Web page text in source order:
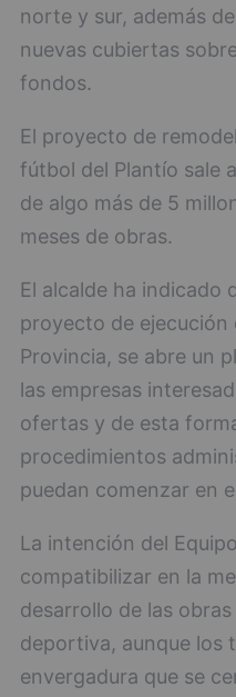
norte y sur, además
nuevas cubiertas
fondos.
El proyecto de
fútbol del Plantío sale
de algo más de 5
meses de obras.
El alcalde ha indicado
proyecto de ejecución
Provincia, se abre un
las empresas
ofertas y de esta
procedimientos
puedan comenzar en
La intención del
compatibilizar en la
desarrollo de las
deportiva, aunque los
envergadura que se